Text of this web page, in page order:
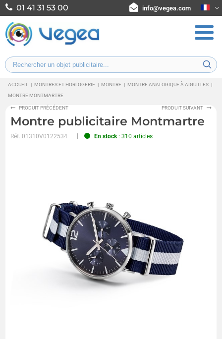
01 41 31 53 00 info@vegea.com
ACCUEIL | MONTRES ET HORLOGERIE | MONTRE | MONTRE ANALOGIQUE À AIGUILLES |
MONTRE MONTMARTRE
PRODUIT PRÉCÉDENT PRODUIT SUIVANT
Montre publicitaire Montmartre
Réf.01310V0122534 En stock: 310 articles